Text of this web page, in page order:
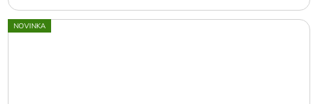
NOVINKA